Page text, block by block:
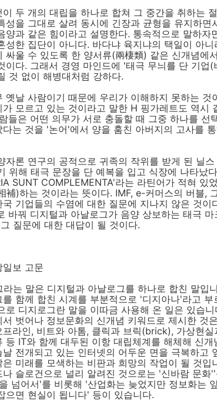
이 두 개의 대립을 하나로 합쳐 그 중간을 취하는
성을 그대로 살려 동시에 긴장과 균형을 유지하면
양과 같은 힘이라고 설명한다. 통속적으로 말하자
성한 집단이 아니다. 바다냐 육지냐의 택일이 아
싸울 수 있도록 한 양서류(兩棲類) 같은 신개념에
이다. 그래서 경영 마인드에 '태극 무늬를 단 기업(
것 없이 해병대처럼 강하다.
옛날 사람이기 때문에 우리가 이해하지 못하는 것
가 모르고 있는 것이라고 말한 H 핑가레트도 역시
들은 어떤 의무가 서로 충돌할 때 그중 하나를 선
다는 것을 '논어'에서 양을 훔친 아버지의 고사를
자론 연구의 공적으로 귀족의 작위를 받게 된 닐
위해 태극 문장을 단 예복을 입고 식장에 나타났
SUNT COMPLEMENTA'라는 라틴어가 적혀 있
補)하는 것이라는 뜻이다. IMF, e-커머스의 버블,
국 기업들의 수염에 대한 질문에 지나지 않은 것
바꿔 디지털과 아날로그가 음양 상보하는 태극
질문에 대한 대답이 될 것이다.
일보 고문
는 말은 디지털과 아날로그를 하나로 합친 말입
를 함께 합친 시계를 부분적으로 '디지아나'라고 부
로 디지로그란 말을 이따금 사용해 온 일은 있습
서 벗어나 정보문화의 신개념 키워드로 제시한 것
프라인, 비트와 아톰, 클릭과 브릭(brick), 가상현실
등 IT와 함께 대두된 이항 대립체계를 해체해 신개
날 전개되고 있는 인터넷의 어두운 면을 극복하고
은 미래를 모색하는 비판과 희망의 작업이 될 것입
나 슬로건으로 널리 알려진 것으로는 '신바람 문화
넘어서'를 비롯해 '산업화는 늦었지만 정보화는
으면 현실이 됩니다' 등이 있습니다.